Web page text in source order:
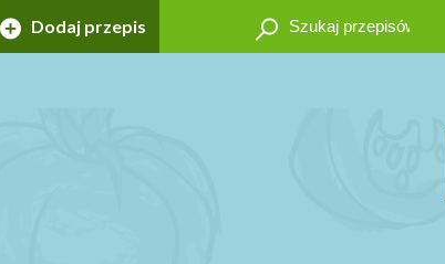
Dodaj przepis